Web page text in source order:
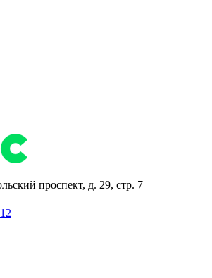
проспект, д. 29, стр. 7